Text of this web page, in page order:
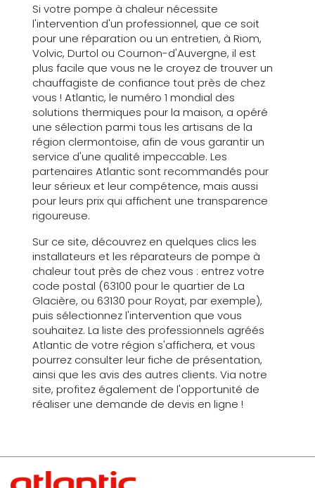
Si votre pompe à chaleur nécessite
l'intervention d'un professionnel, que ce soit
pour une réparation ou un entretien, à Riom,
Volvic, Durtol ou Cournon-d'Auvergne, il est
plus facile que vous ne le croyez de trouver un
chauffagiste de confiance tout près de chez
vous ! Atlantic, le numéro 1 mondial des
solutions thermiques pour la maison, a opéré
une sélection parmi tous les artisans de la
région clermontoise, afin de vous garantir un
service d'une qualité impeccable. Les
partenaires Atlantic sont recommandés pour
leur sérieux et leur compétence, mais aussi
pour leurs prix qui affichent une transparence
rigoureuse.
Sur ce site, découvrez en quelques clics les
installateurs et les réparateurs de pompe à
chaleur tout près de chez vous : entrez votre
code postal (63100 pour le quartier de La
Glacière, ou 63130 pour Royat, par exemple),
puis sélectionnez l'intervention que vous
souhaitez. La liste des professionnels agréés
Atlantic de votre région s'affichera, et vous
pourrez consulter leur fiche de présentation,
ainsi que les avis des autres clients. Via notre
site, profitez également de l'opportunité de
réaliser une demande de devis en ligne !